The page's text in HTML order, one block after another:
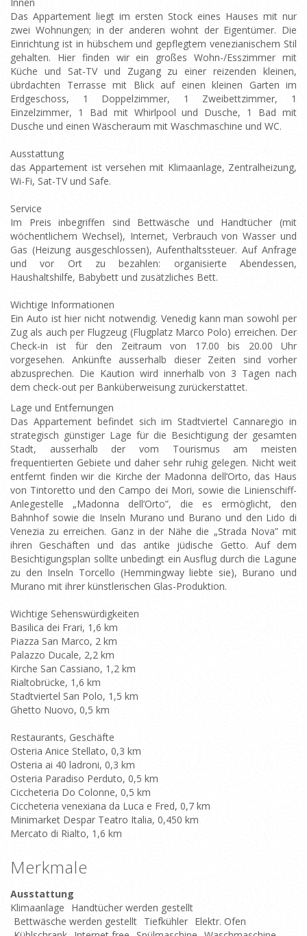
Das Appartement liegt im ersten Stock eines Hauses mit nur
zwei Wohnungen; in der anderen wohnt der Eigentümer. Die
Einrichtung ist in hübschem und gepflegtem venezianischem Stil
gehalten. Hier finden wir ein großes Wohn-/Esszimmer mit
Küche und Sat-TV und Zugang zu einer reizenden kleinen,
übrdachten Terrasse mit Blick auf einen kleinen Garten im
Erdgeschoss, 1 Doppelzimmer, 1 Zweibettzimmer, 1
Einzelzimmer, 1 Bad mit Whirlpool und Dusche, 1 Bad mit
Dusche und einen Wäscheraum mit Waschmaschine und WC.
Ausstattung
das Appartement ist versehen mit Klimaanlage, Zentralheizung,
Wi-Fi, Sat-TV und Safe.
Service
Im Preis inbegriffen sind Bettwäsche und Handtücher (mit
wöchentlichem Wechsel), Internet, Verbrauch von Wasser und
Gas (Heizung ausgeschlossen), Aufenthaltssteuer. Auf Anfrage
und vor Ort zu bezahlen: organisierte Abendessen,
Haushaltshilfe, Babybett und zusätzliches Bett.
Wichtige Informationen
Ein Auto ist hier nicht notwendig. Venedig kann man sowohl per
Zug als auch per Flugzeug (Flugplatz Marco Polo) erreichen. Der
Check-in ist für den Zeitraum von 17.00 bis 20.00 Uhr
vorgesehen. Ankünfte ausserhalb dieser Zeiten sind vorher
abzusprechen. Die Kaution wird innerhalb von 3 Tagen nach
dem check-out per Banküberweisung zurückerstattet.
Lage und Entfernungen
Das Appartement befindet sich im Stadtviertel Cannaregio in
strategisch günstiger Lage für die Besichtigung der gesamten
Stadt, ausserhalb der vom Tourismus am meisten
frequentierten Gebiete und daher sehr ruhig gelegen. Nicht weit
entfernt finden wir die Kirche der Madonna dell’Orto, das Haus
von Tintoretto und den Campo dei Mori, sowie die Linienschiff-
Anlegestelle „Madonna dell’Orto”, die es ermöglicht, den
Bahnhof sowie die Inseln Murano und Burano und den Lido di
Venezia zu erreichen. Ganz in der Nähe die „Strada Nova” mit
ihren Geschäften und das antike jüdische Getto. Auf dem
Besichtigungsplan sollte unbedingt ein Ausflug durch die Lagune
zu den Inseln Torcello (Hemmingway liebte sie), Burano und
Murano mit ihrer künstlerischen Glas-Produktion.
Wichtige Sehenswürdigkeiten
Basilica dei Frari, 1,6 km
Piazza San Marco, 2 km
Palazzo Ducale, 2,2 km
Kirche San Cassiano, 1,2 km
Rialtobrücke, 1,6 km
Stadtviertel San Polo, 1,5 km
Ghetto Nuovo, 0,5 km
Restaurants, Geschäfte
Osteria Anice Stellato, 0,3 km
Osteria ai 40 ladroni, 0,3 km
Osteria Paradiso Perduto, 0,5 km
Ciccheteria Do Colonne, 0,5 km
Ciccheteria venexiana da Luca e Fred, 0,7 km
Minimarket Despar Teatro Italia, 0,450 km
Mercato di Rialto, 1,6 km
Merkmale
Ausstattung
Klimaanlage
Handtücher werden gestellt
Bettwäsche werden gestellt Tiefkühler Elektr. Ofen